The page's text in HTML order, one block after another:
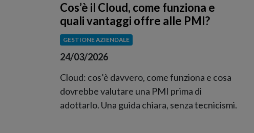
Cos’è il Cloud, come funziona e
quali vantaggi offre alle PMI?
GESTIONE AZIENDALE
24/03/2026
Cloud: cos’è davvero, come funziona e cosa
dovrebbe valutare una PMI prima di
adottarlo. Una guida chiara, senza tecnicismi.